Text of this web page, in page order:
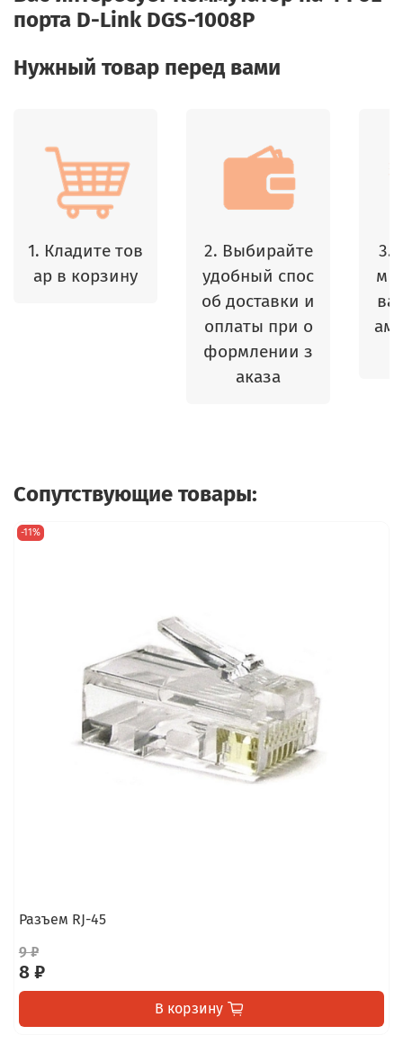
порта D-Link DGS-1008P
Нужный товар перед вами
1. Кладите тов
ар в корзину
2. Выбирайте
удобный спос
об доставки и
оплаты при о
формлении з
аказа
3.
м
Сопутствующие товары:
-11%
Разъем RJ-45
9 ₽
8 ₽
В корзину